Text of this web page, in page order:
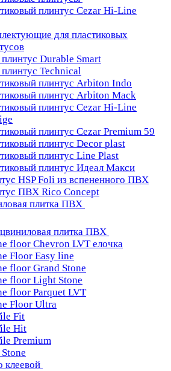
плинтус Cezar Hi-Line
для пластиковых
Durable Smart
Technical
плинтус Arbiton Indo
плинтус Arbiton Mack
плинтус Cezar Hi-Line
плинтус Cezar Premium 59
плинтус Decor plast
плинтус Line Plast
плинтус Идеал Макси
HSP Foli из вспененного ПВХ
ПВХ Rico Concept
плитка ПВХ
плитка ПВХ
floor Chevron LVT елочка
Floor Easy line
floor Grand Stone
floor Light Stone
floor Parquet LVT
Floor Ultra
Fit
Hit
Premium
клеевой